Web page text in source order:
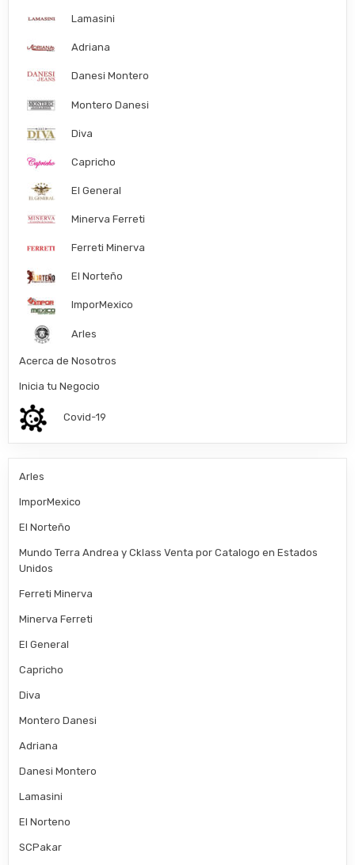
Lamasini
Adriana
Danesi Montero
Montero Danesi
Diva
Capricho
El General
Minerva Ferreti
Ferreti Minerva
El Norteño
ImporMexico
Arles
Acerca de Nosotros
Inicia tu Negocio
Covid-19
Arles
ImporMexico
El Norteño
Mundo Terra Andrea y Cklass Venta por Catalogo en Estados
Unidos
Ferreti Minerva
Minerva Ferreti
El General
Capricho
Diva
Montero Danesi
Adriana
Danesi Montero
Lamasini
El Norteno
SCPakar